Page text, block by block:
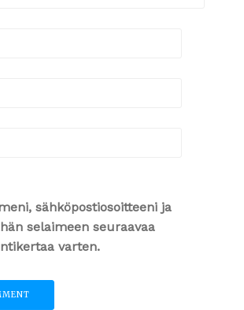
sähköpostiosoitteeni ja
selaimeen seuraavaa
varten.